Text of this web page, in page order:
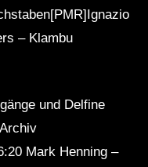
– Klambu
und Delfine
Mark Henning –